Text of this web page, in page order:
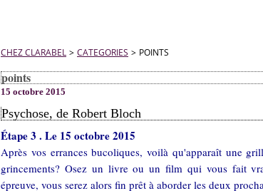
CHEZ CLARABEL > CATEGORIES > POINTS
points
15 octobre 2015
Psychose, de Robert Bloch
Étape 3 . Le 15 octobre 2015
Après vos errances bucoliques, voilà qu'apparaît une
grincements? Osez un livre ou un film qui vous fait
épreuve, vous serez alors fin prêt à aborder les deux